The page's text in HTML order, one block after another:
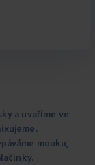
a uvaříme ve
mouku,